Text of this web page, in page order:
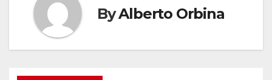
ByAlberto Orbina